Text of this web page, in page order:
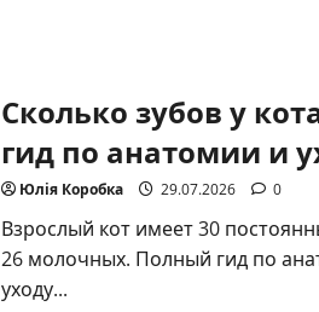
решения
Сколько зубов у
гид по анатомии и
Юлія Коробка 29.07.2026 0
Взрослый кот имеет 30
26 молочных. Полный гид по
уходу...